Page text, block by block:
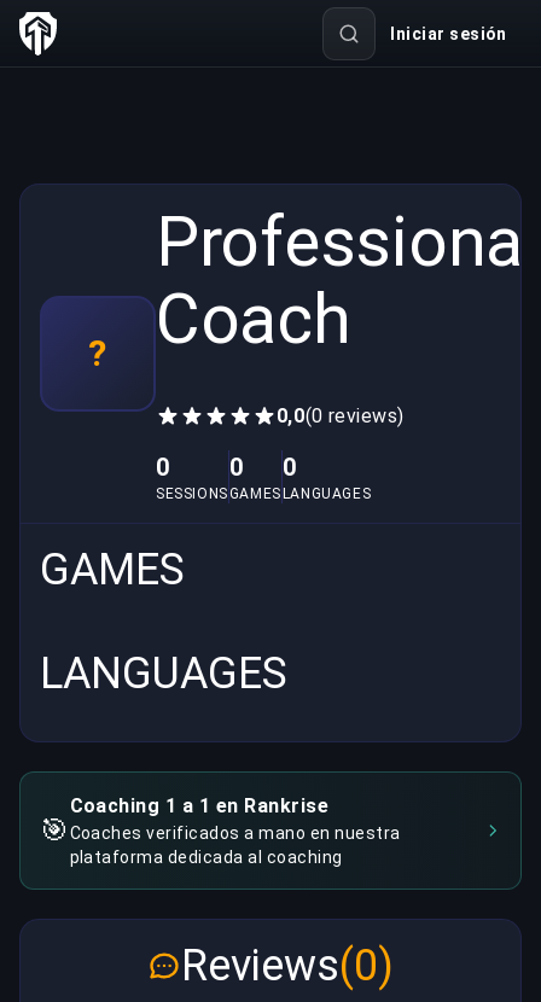
Iniciar sesión
?
Professional
Coach
0,0(0 reviews)
0
SESSIONS
0
GAMES
0
LANGUAGES
GAMES
LANGUAGES
🎯
Coaching 1 a 1 en Rankrise
Coaches verificados a mano en nuestra
plataforma dedicada al coaching
Reviews(0)